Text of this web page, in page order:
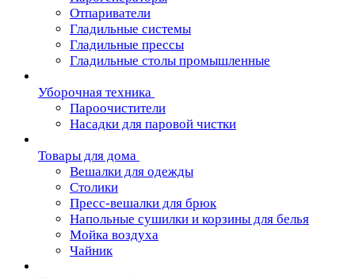
Отпариватели
Гладильные системы
Гладильные прессы
Гладильные столы промышленные
Уборочная техника
Пароочистители
Насадки для паровой чистки
Товары для дома
Вешалки для одежды
Столики
Пресс-вешалки для брюк
Напольные сушилки и корзины для белья
Мойка воздуха
Чайник